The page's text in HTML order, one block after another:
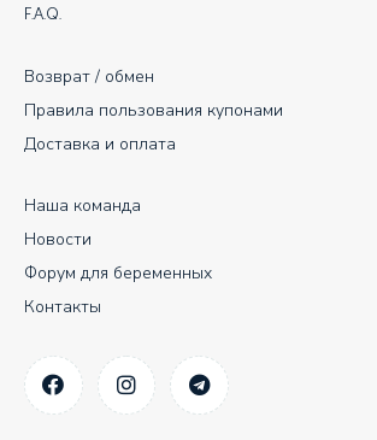
Наша команда
Новости
Форум для беременных
Контакты
Возврат / обмен
Правила пользования купонами
Доставка и оплата
F.A.Q.